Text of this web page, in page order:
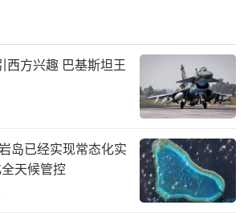
西方兴趣 巴基斯坦王
岛已经实现常态化实
天候管控